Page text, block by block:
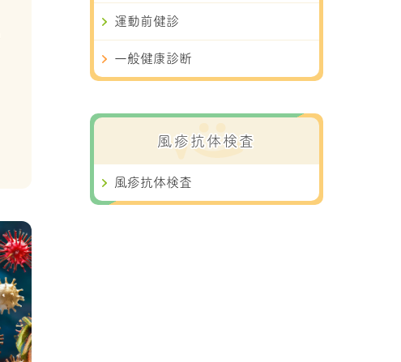
運動前健診
一般健康診断
風疹抗体検査
風疹抗体検査